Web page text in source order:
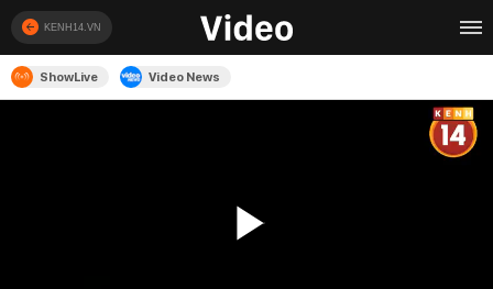
KENH14.VN
ShowLive Video News